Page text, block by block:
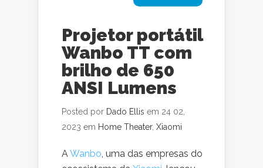
Projetor portátil
Wanbo TT com
brilho de 650
ANSI Lumens
Posted por Dado Ellis em 24 02,
2023 em Home Theater, Xiaomi
AWanbo, uma das empresas do